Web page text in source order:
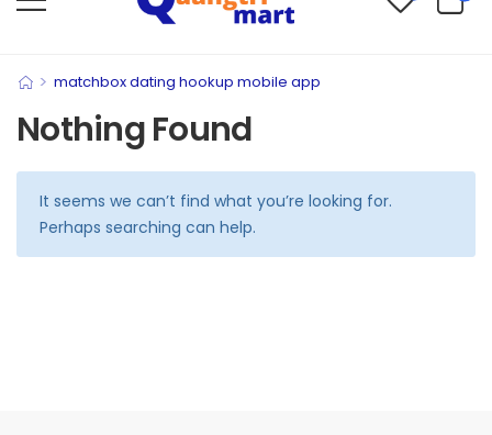
> matchbox dating hookup mobile app
Nothing Found
It seems we can’t find what you’re looking for.
Perhaps searching can help.